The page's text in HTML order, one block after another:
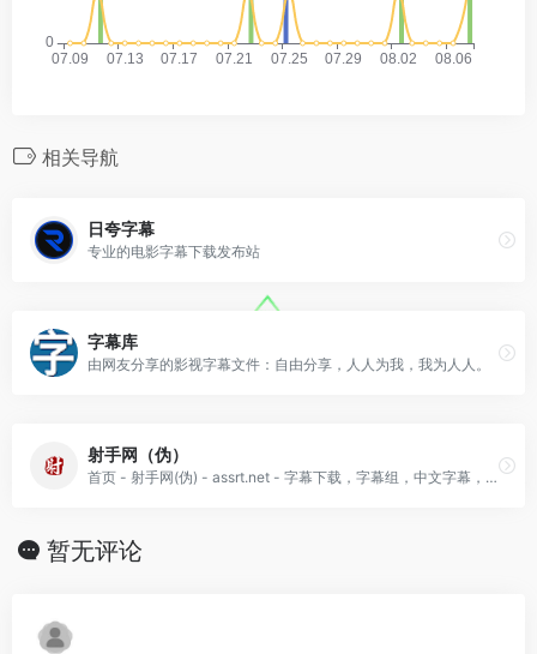
相关导航
日夸字幕
专业的电影字幕下载发布站
字幕库
由网友分享的影视字幕文件：自由分享，人人为我，我为人人。
射手网（伪）
首页 - 射手网(伪) - assrt.net - 字幕下载，字幕组，中文字幕，美剧字幕，英剧字幕，双语字幕，新番字幕
暂无评论